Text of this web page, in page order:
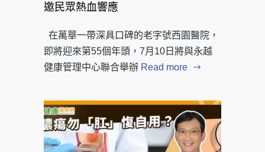
邀民眾熱血響應
在萬華一帶深具口碑的老字號西園醫院，
即將迎來第55個年頭，7月10日將與永越
健康管理中心聯合舉辦 Read more